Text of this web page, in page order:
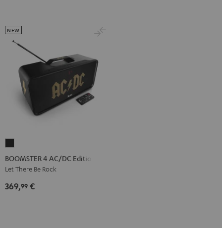
4
AC/DC
Night
BOOMSTER 4 AC/DC Edition
Let There Be Rock
NEW
369,99 €